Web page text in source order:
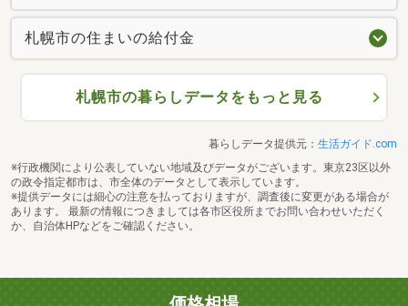
札幌市の住まいの給付金
札幌市の暮らしデータをもっと見る
暮らしデータ提供元： 生活ガイド.com
※行政機関により公表していない地域及びデータがございます。東京23区以外
の政令指定都市は、市全体のデータとして表示しています。
※提供データには細心の注意を払っておりますが、調査後に変更がある場合が
あります。 最新の情報につきましては各市区役所までお問い合わせいただく
か、自治体HPなどをご確認ください。